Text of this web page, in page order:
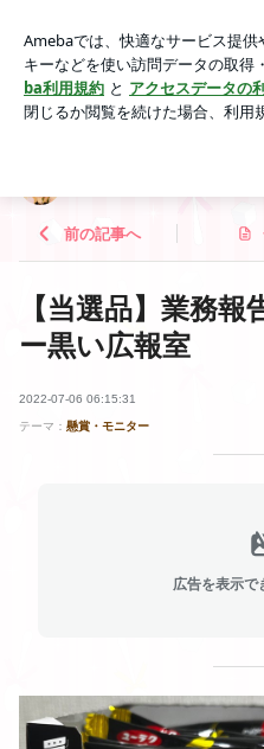
AR 〜甘党女子の戯言〜
アプリをダウンロードして ブロ
ょう。
前の記事へ
【当選品】業務
ー黒い広報室
2022-07-06 06:15:31
テーマ： 懸賞・モニター
広告を表示で